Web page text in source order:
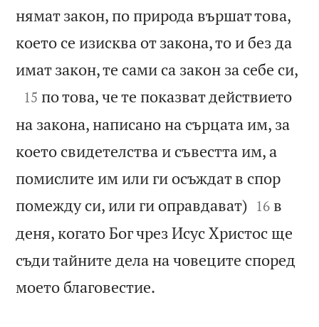
нямат закон, по природа вършат това,
което се изисква от закона, то и без да
имат закон, те сами са закон за себе си,

15 по това, че те показват действието
на закона, написано на сърцата им, за
което свидетелства и съвестта им, а
помислите им или ги осъждат в спор
помежду си, или ги оправдават) 

16 в
деня, когато Бог чрез Исус Христос ще
съди тайните дела на човеците според
моето благовестие.